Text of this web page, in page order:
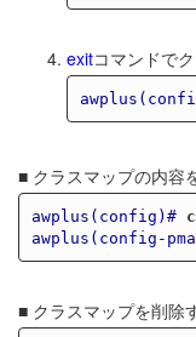
exitコマンドで
■ クラスマップの内容
awplus(config)#
awplus(config-
■ クラスマップを削除